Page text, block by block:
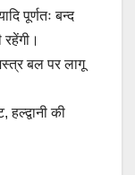
पूर्णतः बन्द
बल पर लागू
की